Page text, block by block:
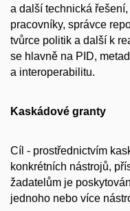
a další technická
pracovníky, správce
tvůrce politik a další k
se hlavně na PID,
a interoperabilitu.
Kaskádové granty
Cíl - prostřednictvím
konkrétních nástrojů,
žadatelům je
jednoho nebo více